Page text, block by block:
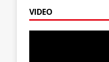
[ 31. 7.
VIDEO